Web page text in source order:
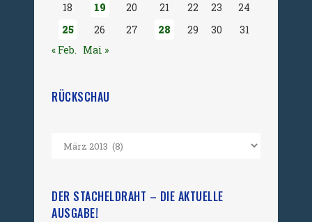
18
19 20 21 22 23
24
25
26 27 28 29 30
31
« Feb. Mai »
RÜCKSCHAU
DER STACHELDRAHT – DIE AKTUELLE
AUSGABE!